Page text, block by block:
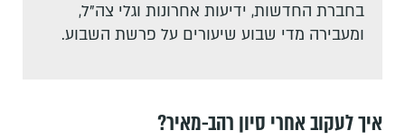
בחברת החדשות, ידיעות אחרונות וגלי צה"ל,
ומעבירה מדי שבוע שיעורים על פרשת השבוע.
איך לעקוב אחרי סיון רהב-מאיר?